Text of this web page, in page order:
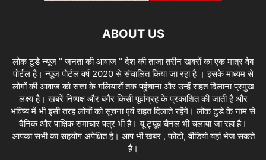
ABOUT US
लोक टूडे न्यूज " जनता की आवाज " देश की ताजा तरीन खबरों का एक मात्र वेब
पोर्टल है। न्यूज पोर्टल वर्ष 2020 से संचालित किया जा रहा है । इसके माध्यम से
लोगों की आवाज को सत्ता के गलियारों तक पहुंचाना और उन्हें राहत दिलाना प्रमुख
लक्ष्य है। खबरें निष्पक्ष और बगैर किसी पूर्वाग्रह के प्रकाशित की जाती है और
भविष्य में भी इसी तरह लोगों को सूचना एवं राहत दिलाते रहेंगे। लोक टुडे के नाम से
दैनिक और पाक्षिक समाचार पत्र भी है। यू ट्यूब चैनल भी चलाया जा रहा है।
आपका सभी का सहयोग अपेक्षित है। आप भी खबर , फोटो, वीडियो यहां भेज सकते
हैं।